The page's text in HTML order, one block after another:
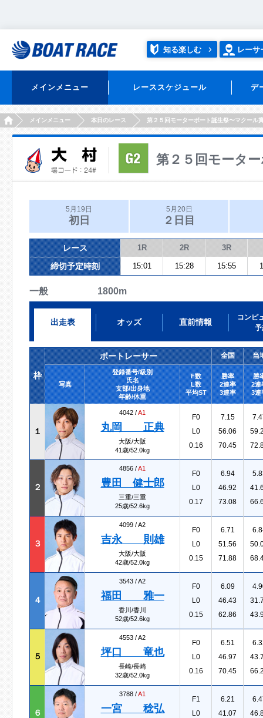
知る楽しむ レーサ
メインメニュー レーススケジュール デ
HOMEメインメニュー 本日のレース 第２５回モーターボート誕生祭〜マクール
第２５回モータ
5月19日
初日
5月20日
２日目
レース 1R 2R 3R
締切予定時刻 15:01 15:28 15:55
一般 1800m
出走表 オッズ 直前情報
コンピ
予
枠
ボートレーサー 全国 当
写真
登録番号/級別
氏名
支部/出身地
年齢/体重
F数
L数
平均ST
勝率
2連率
3連率
勝
2連
3連
１
4042 /A1
丸岡 正典
大阪/大阪
41歳/52.0kg
F0
L0
0.16
7.15
56.06
70.45
２
4856 /A1
豊田 健士郎
三重/三重
25歳/52.6kg
F0
L0
0.17
6.94
46.92
73.08
３
4099 /A2
吉永 則雄
大阪/大阪
42歳/52.0kg
F0
L0
0.15
6.71
51.56
71.88
４
3543 /A2
福田 雅一
香川/香川
52歳/52.6kg
F0
L0
0.15
6.09
46.43
62.86
５
4553 /A2
坪口 竜也
長崎/長崎
32歳/52.0kg
F0
L0
0.16
6.51
46.97
70.45
６
3788 /A1
一宮 稔弘
F1
L0
6.21
41.07